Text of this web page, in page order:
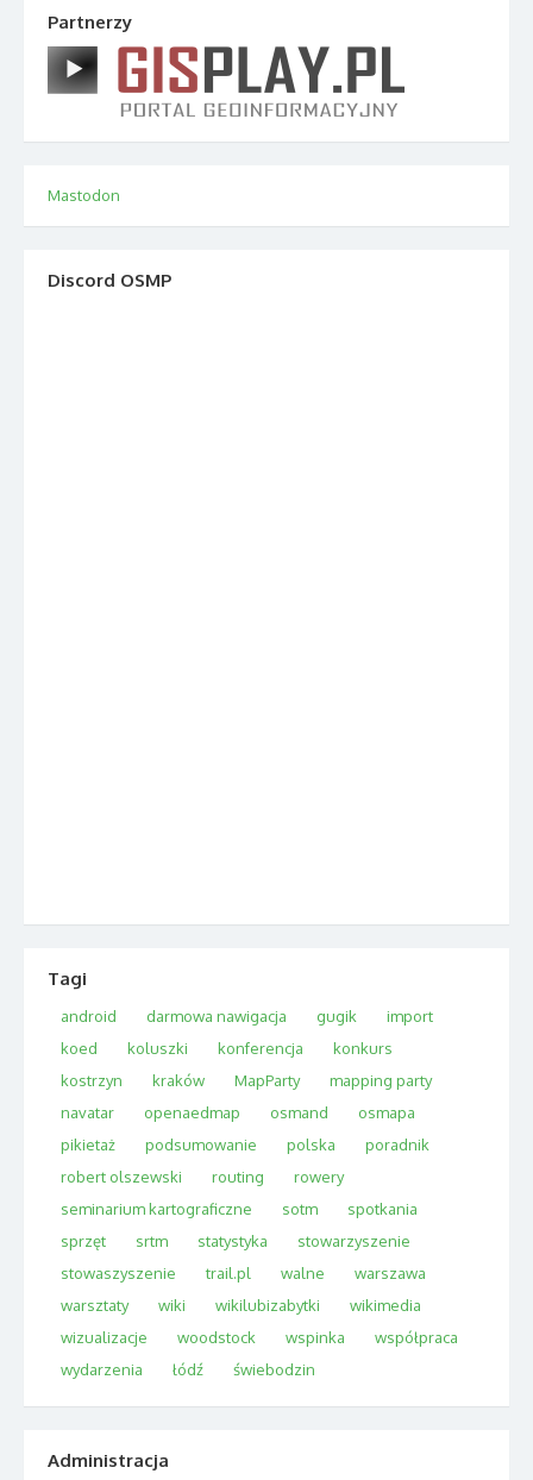
Partnerzy
Mastodon
Discord OSMP
Tagi
android darmowa nawigacja gugik
import
koed
koluszki konferencja
konkurs
kostrzyn
kraków MapParty
mapping party
navatar
openaedmap osmand
osmapa
pikietaż
podsumowanie polska
poradnik
robert olszewski
routing
rowery
seminarium kartograficzne
sotm
spotkania
sprzęt
srtm statystyka
stowarzyszenie
stowaszyszenie
trail.pl walne
warszawa
warsztaty
wiki wikilubizabytki
wikimedia
wizualizacje
woodstock wspinka
współpraca
wydarzenia
łódź świebodzin
Administracja